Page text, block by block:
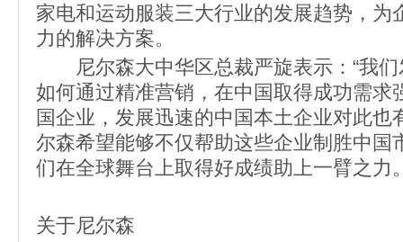
家电和运动服装三大行业的发展趋势，为
力的解决方案。
尼尔森大中华区总裁严旋表示：“我们
如何通过精准营销，在中国取得成功需求
国企业，发展迅速的中国本土企业对此也
尔森希望能够不仅帮助这些企业制胜中国
们在全球舞台上取得好成绩助上一臂之力
关于尼尔森